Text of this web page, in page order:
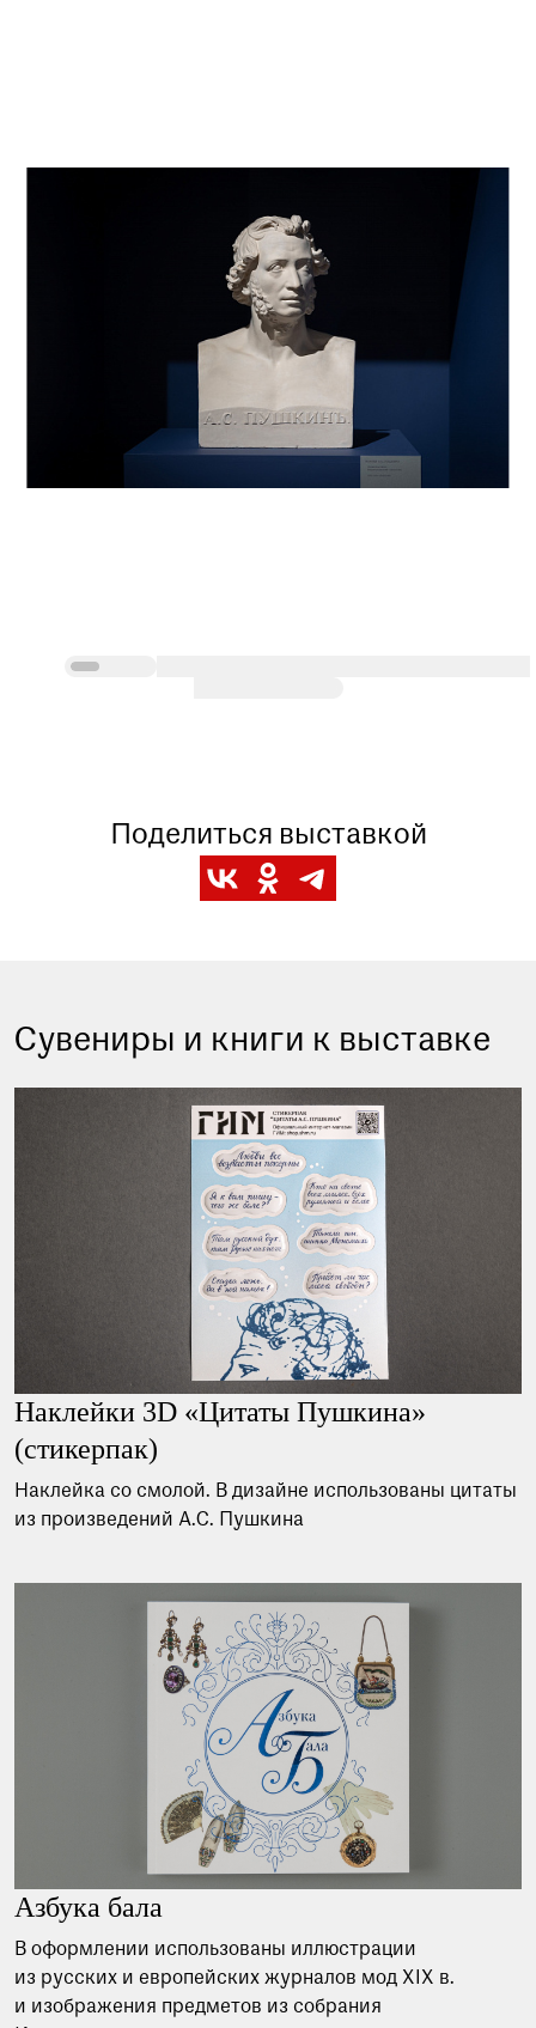
Поделиться выставкой
Сувениры и книги к выставке
Наклейки 3D «Цитаты Пушкина»
(стикерпак)
Наклейка со смолой. В дизайне использованы цитаты
из произведений А.С. Пушкина
Азбука бала
В оформлении использованы иллюстрации
из русских и европейских журналов мод XIX в.
и изображения предметов из собрания